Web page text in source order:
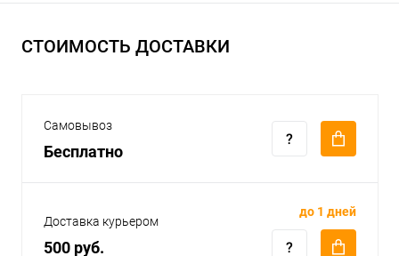
СТОИМОСТЬ ДОСТАВКИ
Самовывоз
Бесплатно
Доставка курьером
500 руб.
до 1 дней